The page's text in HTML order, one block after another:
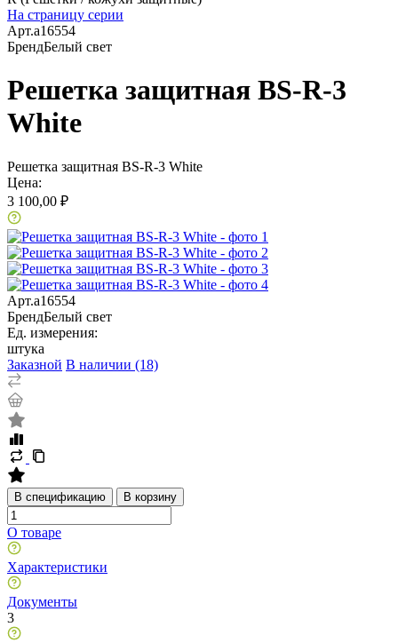
На страницу серии
Арт.a16554
БрендБелый свет
Решетка защитная BS-R-3
White
Решетка защитная BS-R-3 White
Цена:
3 100,00 ₽
Арт.a16554
БрендБелый свет
Ед. измерения:
штука
Заказной В наличии (18)
В спецификацию В корзину
О товаре
Характеристики
Документы
3